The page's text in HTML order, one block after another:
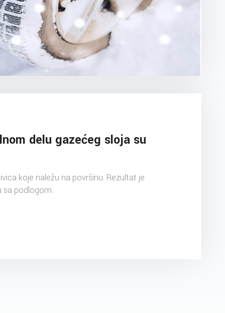
delu gazećeg sloja su
koje naležu na površinu. Rezultat je
podlogom.